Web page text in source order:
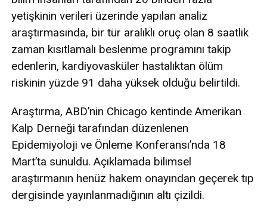
yetişkinin verileri üzerinde yapılan analiz
araştırmasında, bir tür aralıklı oruç olan 8 saatlik
zaman kısıtlamalı beslenme programını takip
edenlerin, kardiyovasküler hastalıktan ölüm
riskinin yüzde 91 daha yüksek olduğu belirtildi.
Araştırma, ABD’nin Chicago kentinde Amerikan
Kalp Derneği tarafından düzenlenen
Epidemiyoloji ve Önleme Konferansı’nda 18
Mart’ta sunuldu. Açıklamada bilimsel
araştırmanın henüz hakem onayından geçerek tıp
dergisinde yayınlanmadığının altı çizildi.